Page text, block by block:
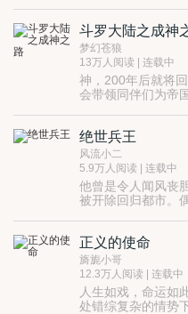
斗罗大陆之成神
梦幻苍狼
13万人阅读 | 连载中
神，200年后就将
会带领同伴们为帝
绝世兵王
风流小二
5.9万人阅读 | 连载中
他曾是令人闻风丧
被开除回归都市。
正义的使命
旖旎小哥
12.3万人阅读 | 连载中
人生如戏，命运如此。 心有百姓，大公无私。
处错综复杂的情势